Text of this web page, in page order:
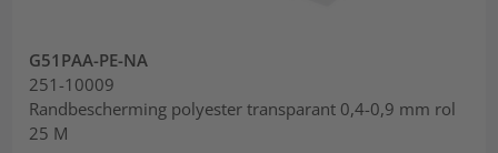
G51PAA-PE-NA
251-10009
Randbescherming polyester transparant 0,4-0,9 mm rol
25 M